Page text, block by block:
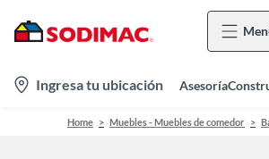
location-
icon
Ingresa tu ubicación Asesoría
Home Muebles - Muebles de comedor